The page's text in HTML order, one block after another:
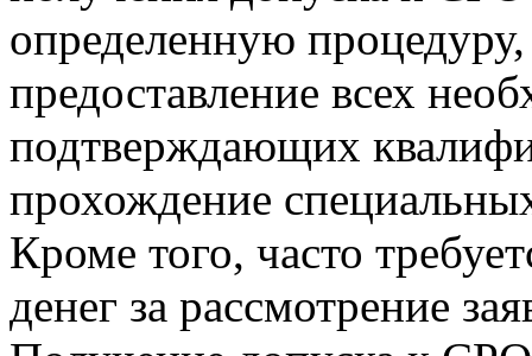
определенную
предоставление всех
подтверждающих
прохождение
Кроме того, часто
денег за рассмотрение